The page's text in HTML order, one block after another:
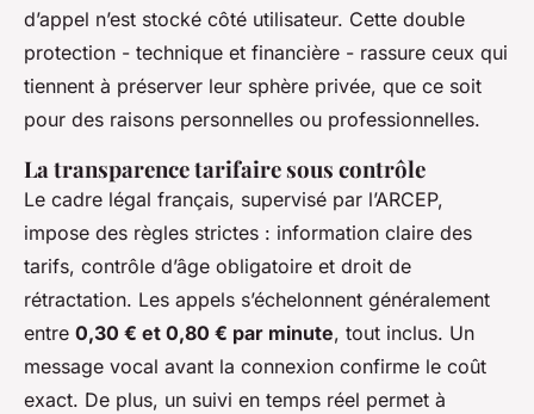
d’appel n’est stocké côté utilisateur. Cette double
protection - technique et financière - rassure ceux qui
tiennent à préserver leur sphère privée, que ce soit
pour des raisons personnelles ou professionnelles.
La transparence tarifaire sous contrôle
Le cadre légal français, supervisé par l’ARCEP,
impose des règles strictes : information claire des
tarifs, contrôle d’âge obligatoire et droit de
rétractation. Les appels s’échelonnent généralement
entre 0,30 € et 0,80 € par minute, tout inclus. Un
message vocal avant la connexion confirme le coût
exact. De plus, un suivi en temps réel permet à